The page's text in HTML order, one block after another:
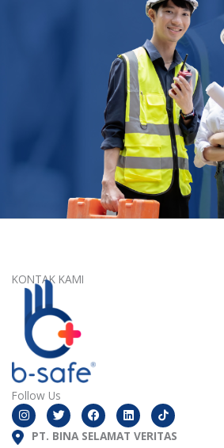
KONTAK KAMI
Follow Us
I
n
s
t
T
w
i
t
F
a
c
e
L
i
n
k
PT. BINA SELAMAT VERITAS